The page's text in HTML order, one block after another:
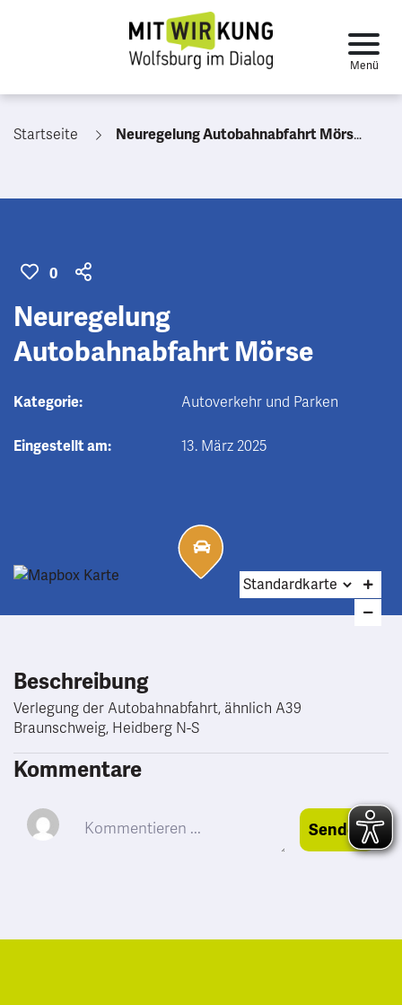
Startseite Neuregelung Autobahnabfahrt Mörse
0
Neuregelung
Autobahnabfahrt Mörse
Kategorie: Autoverkehr und Parken
Eingestellt am: 13. März 2025
Beschreibung
Verlegung der Autobahnabfahrt, ähnlich A39
Braunschweig, Heidberg N-S
Kommentare
Senden